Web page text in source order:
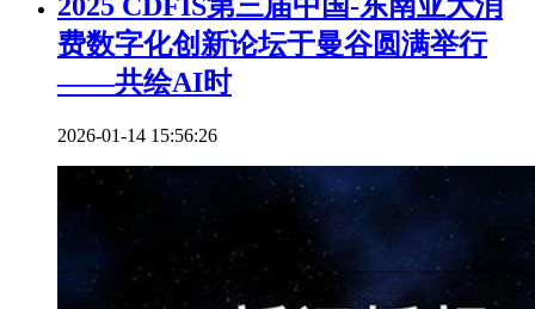
费数字化创新论坛于曼谷圆满举行
——共绘AI时
2026-01-14 15:56:26